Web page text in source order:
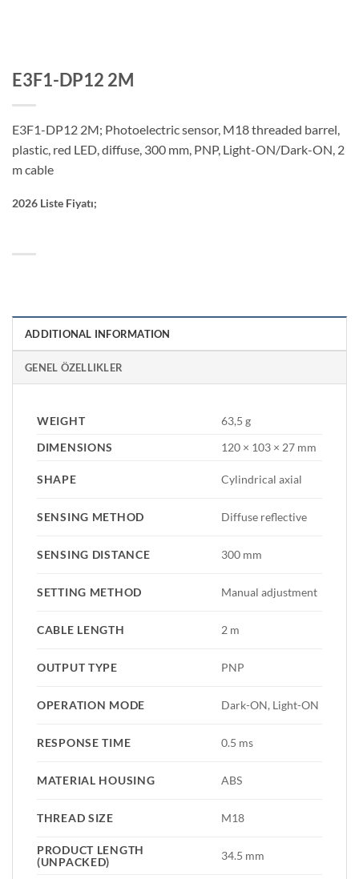
E3F1-DP12 2M
E3F1-DP12 2M; Photoelectric sensor, M18 threaded barrel,
plastic, red LED, diffuse, 300 mm, PNP, Light-ON/Dark-ON, 2
m cable
2026 Liste Fiyatı;
ADDITIONAL INFORMATION
GENEL ÖZELLIKLER
WEIGHT
63,5 g
DIMENSIONS
120 × 103 × 27 mm
SHAPE Cylindrical axial
SENSING METHOD Diffuse reflective
SENSING DISTANCE 300 mm
SETTING METHOD Manual adjustment
CABLE LENGTH 2 m
OUTPUT TYPE PNP
OPERATION MODE Dark-ON, Light-ON
RESPONSE TIME 0.5 ms
MATERIAL HOUSING ABS
THREAD SIZE M18
PRODUCT LENGTH
(UNPACKED)
34.5 mm